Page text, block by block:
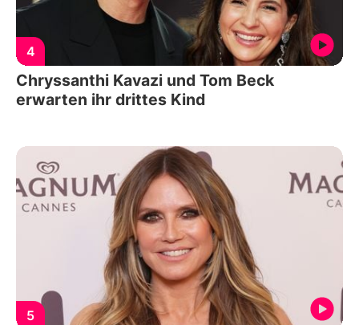
4
Chryssanthi Kavazi und Tom Beck
erwarten ihr drittes Kind
5